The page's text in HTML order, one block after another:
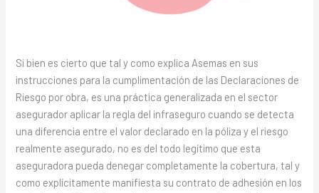
Si bien es cierto que tal y como explica Asemas en sus
instrucciones para la cumplimentación de las Declaraciones de
Riesgo por obra, es una práctica generalizada en el sector
asegurador aplicar la regla del infraseguro cuando se detecta
una diferencia entre el valor declarado en la póliza y el riesgo
realmente asegurado, no es del todo legítimo que esta
aseguradora pueda denegar completamente la cobertura, tal y
como explícitamente manifiesta su contrato de adhesión en los